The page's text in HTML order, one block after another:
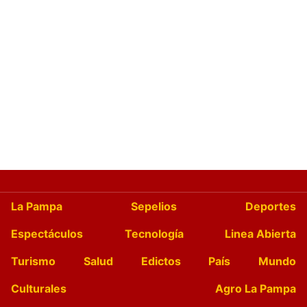
La Pampa Sepelios
Deportes
Espectáculos
Tecnología
Linea Abierta
Turismo
Salud Edictos País
Mundo
Culturales
Agro La Pampa